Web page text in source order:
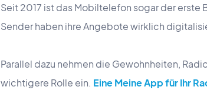
Seit 2017 ist das Mobiltelefon sogar der erste
Sender haben ihre Angebote wirklich
Parallel dazu nehmen die Gewohnheiten,
wichtigere Rolle ein. Eine Meine App für Ihr